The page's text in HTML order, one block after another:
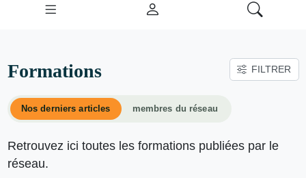
Formations FILTRER
Nos derniers articles membres du réseau
Retrouvez ici toutes les formations publiées par le
réseau.